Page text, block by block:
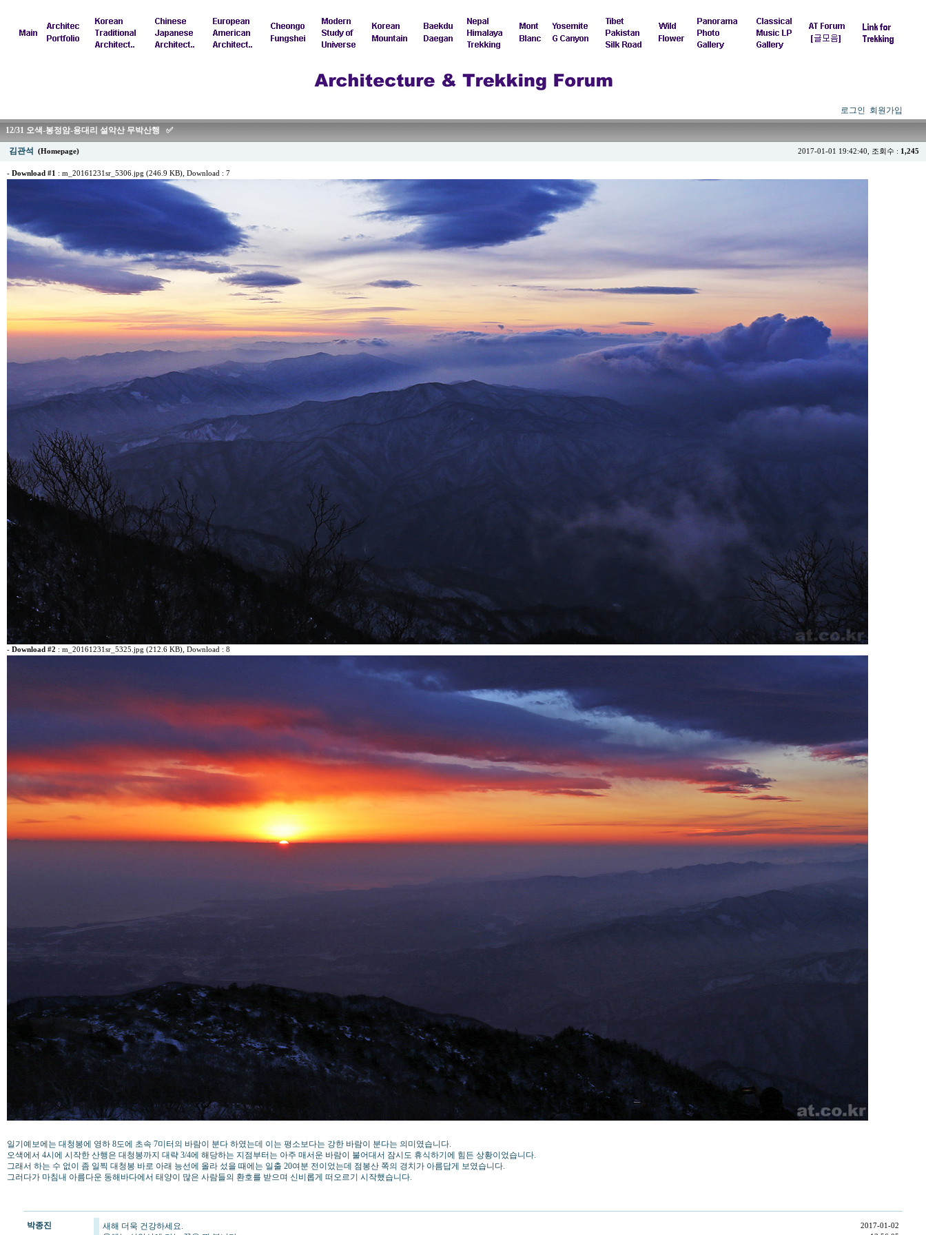
로그인 회원가입
12/31 오색-봉정암-용대리 설악산 무박산행 ✅
김관석 (Homepage) 2017-01-01 19:42:40, 조회수 : 1,245
- Download #1 : m_20161231sr_5306.jpg (246.9 KB) , Download : 7
- Download #2 : m_20161231sr_5325.jpg (212.6 KB) , Download : 8
일기예보에는 대청봉에 영하 8도에 초속 7미터의 바람이 분다 하였는데 이는 평소보다는 강한 바람이 분다는 의미였습니다.
오색에서 4시에 시작한 산행은 대청봉까지 대략 3/4에 해당하는 지점부터는 아주 매서운 바람이 불어대서 잠시도 휴식하기에 힘든 상황이었습니다.
그래서 하는 수 없이 좀 일찍 대청봉 바로 아래 능선에 올라 섰을 때에는 일출 20여분 전이었는데 점봉산 쪽의 경치가 아름답게 보였습니다.
그러다가 마침내 아름다운 동해바다에서 태양이 많은 사람들의 환호를 받으며 신비롭게 떠오르기 시작했습니다.
박종진
새해 더욱 건강하세요.
2017-01-02